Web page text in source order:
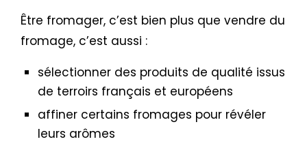
Être fromager, c’est bien plus que vendre du
fromage, c’est aussi :
sélectionner des produits de qualité issus
de terroirs français et européens
affiner certains fromages pour révéler
leurs arômes